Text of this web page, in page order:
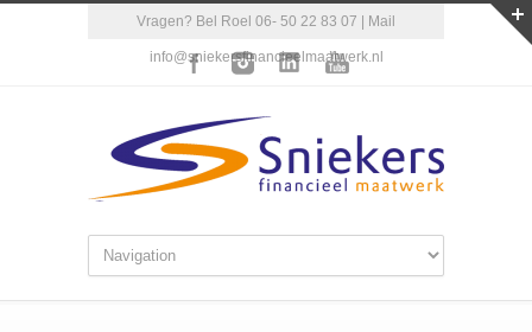
Vragen? Bel Roel 06- 50 22 83 07 | Mail
info@sniekersfinancieelmaatwerk.nl